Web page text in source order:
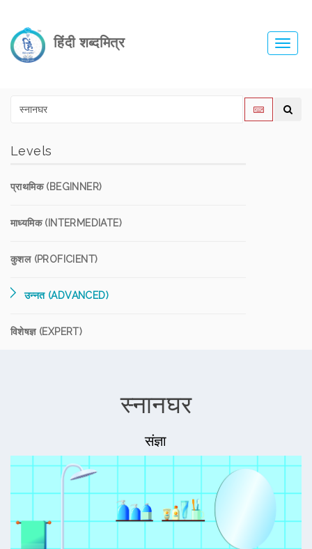
हिंदी शब्दमित्र
Levels
प्राथमिक (BEGINNER)
माध्यमिक (INTERMEDIATE)
कुशल (PROFICIENT)
उन्नत (ADVANCED)
विशेषज्ञ (EXPERT)
स्नानघर
संज्ञा